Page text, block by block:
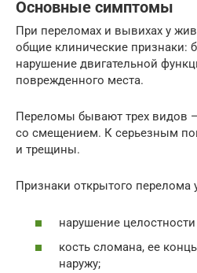
Основные симптомы
При переломах и вывихах у
общие клинические признаки:
нарушение двигательной
поврежденного места.
Переломы бывают трех видов
со смещением. К серьезным
и трещины.
Признаки открытого перелома
нарушение
кость сломана, ее
наружу;